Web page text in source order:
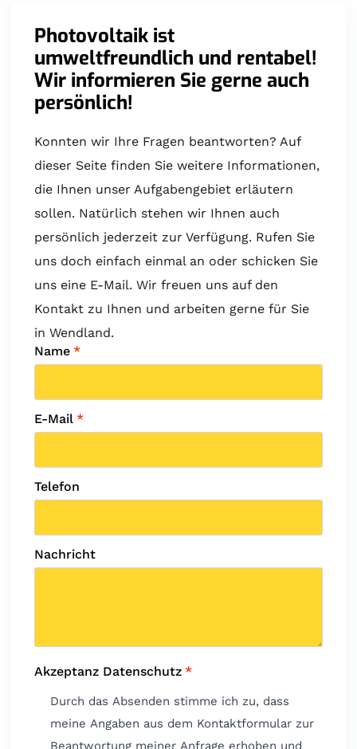
Photovoltaik ist
umweltfreundlich und rentabel!
Wir informieren Sie gerne auch
persönlich!
Konnten wir Ihre Fragen beantworten? Auf
dieser Seite finden Sie weitere Informationen,
die Ihnen unser Aufgabengebiet erläutern
sollen. Natürlich stehen wir Ihnen auch
persönlich jederzeit zur Verfügung. Rufen Sie
uns doch einfach einmal an oder schicken Sie
uns eine E-Mail. Wir freuen uns auf den
Kontakt zu Ihnen und arbeiten gerne für Sie
in Wendland.
Name *
E-Mail *
Telefon
Nachricht
Akzeptanz Datenschutz *
Durch das Absenden stimme ich zu, dass
meine Angaben aus dem Kontaktformular zur
Beantwortung meiner Anfrage erhoben und